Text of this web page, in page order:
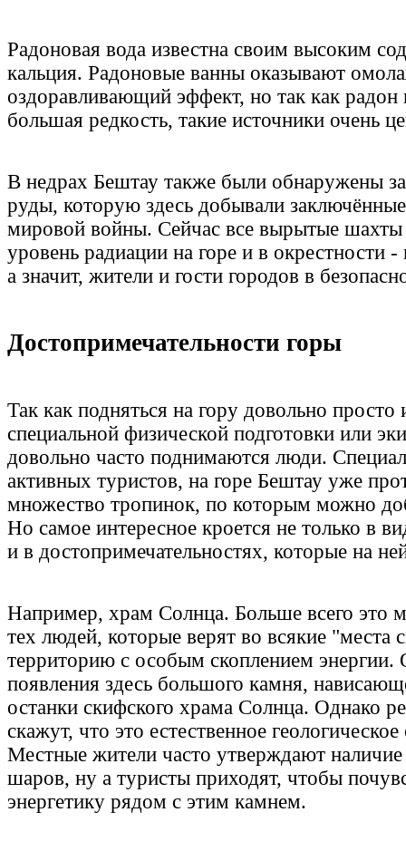
Радоновая вода известна своим высоким
кальция. Радоновые ванны оказывают
оздоравливающий эффект, но так как радон
большая редкость, такие источники очень
В недрах Бештау также были обнаружены
руды, которую здесь добывали
мировой войны. Сейчас все вырытые шахты
уровень радиации на горе и в окрестности
а значит, жители и гости городов в
Достопримечательности горы
Так как подняться на гору довольно просто
специальной физической подготовки или
довольно часто поднимаются люди.
активных туристов, на горе Бештау уже
множество тропинок, по которым можно
Но самое интересное кроется не только в
и в достопримечательностях, которые на
Например, храм Солнца. Больше всего это
тех людей, которые верят во всякие "места
территорию с особым скоплением энергии.
появления здесь большого камня,
останки скифского храма Солнца. Однако
скажут, что это естественное
Местные жители часто утверждают наличие
шаров, ну а туристы приходят, чтобы
энергетику рядом с этим камнем.